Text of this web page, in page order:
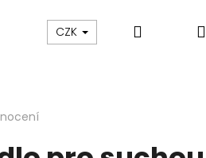
Značky
CZK Hledat